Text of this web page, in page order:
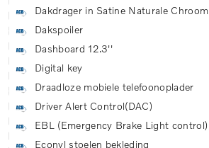
Dakdrager in Satine Naturale Chroom
Dakspoiler
Dashboard 12.3''
Digital key
Draadloze mobiele telefoonoplader
Driver Alert Control(DAC)
EBL (Emergency Brake Light control)
Econyl stoelen bekleding